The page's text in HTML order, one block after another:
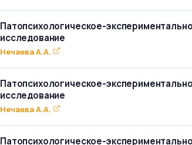
Патопсихологическое-
исследование
Нечаева А.А.
Патопсихологическое-
исследование
Нечаева А.А.
Патопсихологическое-